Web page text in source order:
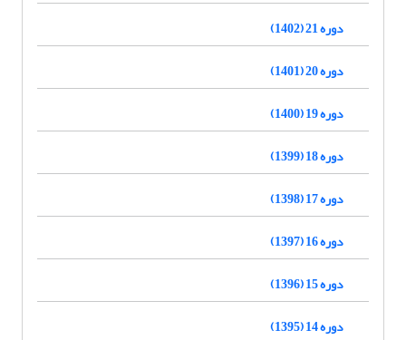
دوره 21 (1402)
دوره 20 (1401)
دوره 19 (1400)
دوره 18 (1399)
دوره 17 (1398)
دوره 16 (1397)
دوره 15 (1396)
دوره 14 (1395)